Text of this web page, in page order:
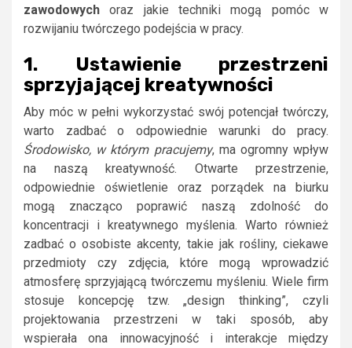
zawodowych oraz jakie techniki mogą pomóc w
rozwijaniu twórczego podejścia w pracy.
1. Ustawienie przestrzeni
sprzyjającej kreatywności
Aby móc w pełni wykorzystać swój potencjał twórczy,
warto zadbać o odpowiednie warunki do pracy.
Środowisko, w którym pracujemy, ma ogromny wpływ
na naszą kreatywność. Otwarte przestrzenie,
odpowiednie oświetlenie oraz porządek na biurku
mogą znacząco poprawić naszą zdolność do
koncentracji i kreatywnego myślenia. Warto również
zadbać o osobiste akcenty, takie jak rośliny, ciekawe
przedmioty czy zdjęcia, które mogą wprowadzić
atmosferę sprzyjającą twórczemu myśleniu. Wiele firm
stosuje koncepcję tzw. „design thinking”, czyli
projektowania przestrzeni w taki sposób, aby
wspierała ona innowacyjność i interakcje między